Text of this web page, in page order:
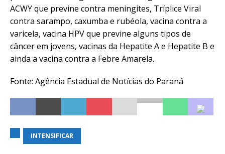
ACWY que previne contra meningites, Tríplice Viral
contra sarampo, caxumba e rubéola, vacina contra a
varicela, vacina HPV que previne alguns tipos de
câncer em jovens, vacinas da Hepatite A e Hepatite B e
ainda a vacina contra a Febre Amarela.
Fonte: Agência Estadual de Notícias do Paraná
INTENSIFICAR